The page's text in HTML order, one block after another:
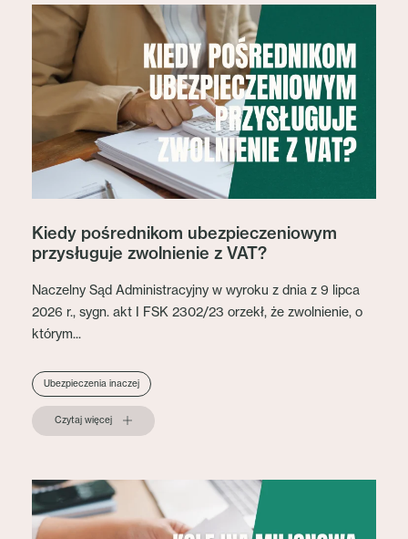
Kiedy pośrednikom ubezpieczeniowym
przysługuje zwolnienie z VAT?
Naczelny Sąd Administracyjny w wyroku z dnia z 9 lipca
2026 r., sygn. akt I FSK 2302/23 orzekł, że zwolnienie, o
którym...
Ubezpieczenia inaczej
Czytaj więcej